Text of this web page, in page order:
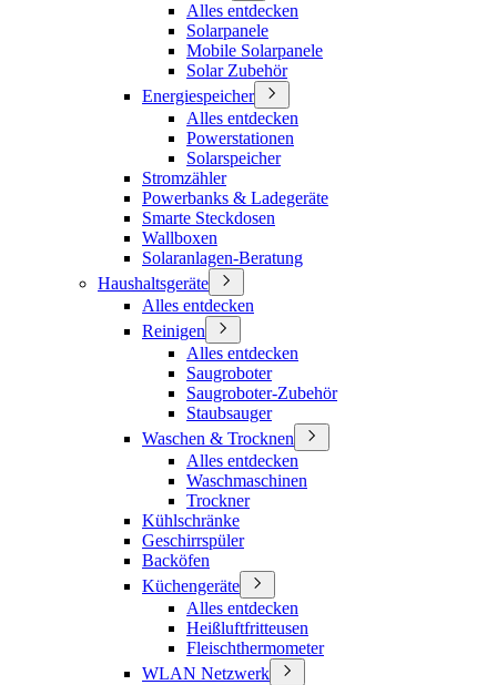
Alles entdecken
Solarpanele
Mobile Solarpanele
Solar Zubehör
Energiespeicher
Alles entdecken
Powerstationen
Solarspeicher
Stromzähler
Powerbanks & Ladegeräte
Smarte Steckdosen
Wallboxen
Solaranlagen-Beratung
Haushaltsgeräte
Alles entdecken
Reinigen
Alles entdecken
Saugroboter
Saugroboter-Zubehör
Staubsauger
Waschen & Trocknen
Alles entdecken
Waschmaschinen
Trockner
Kühlschränke
Geschirrspüler
Backöfen
Küchengeräte
Alles entdecken
Heißluftfritteusen
Fleischthermometer
WLAN Netzwerk